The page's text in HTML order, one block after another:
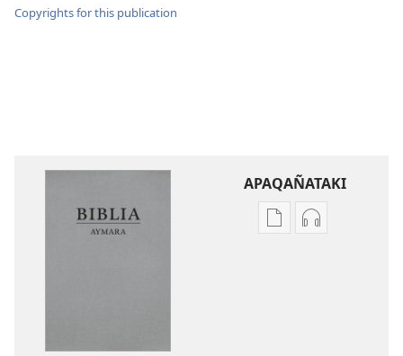
Copyrights for this publication
APAQAÑATAKI
Aka
Aka